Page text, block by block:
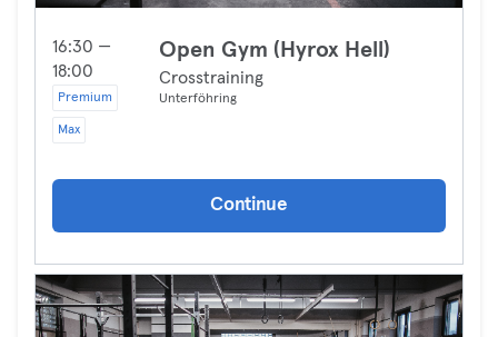
16:30 —
18:00
Premium
Max
Open Gym (Hyrox Hell)
Crosstraining
Unterföhring
Continue